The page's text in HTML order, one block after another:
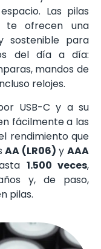
Las pilas
te ofrecen una
sostenible para
del día a día:
mandos de
relojes.
USB-C y a su
fácilmente a las
rendimiento que
AA (LR06) yAAA
1.500 veces,
y, de paso,
pilas.